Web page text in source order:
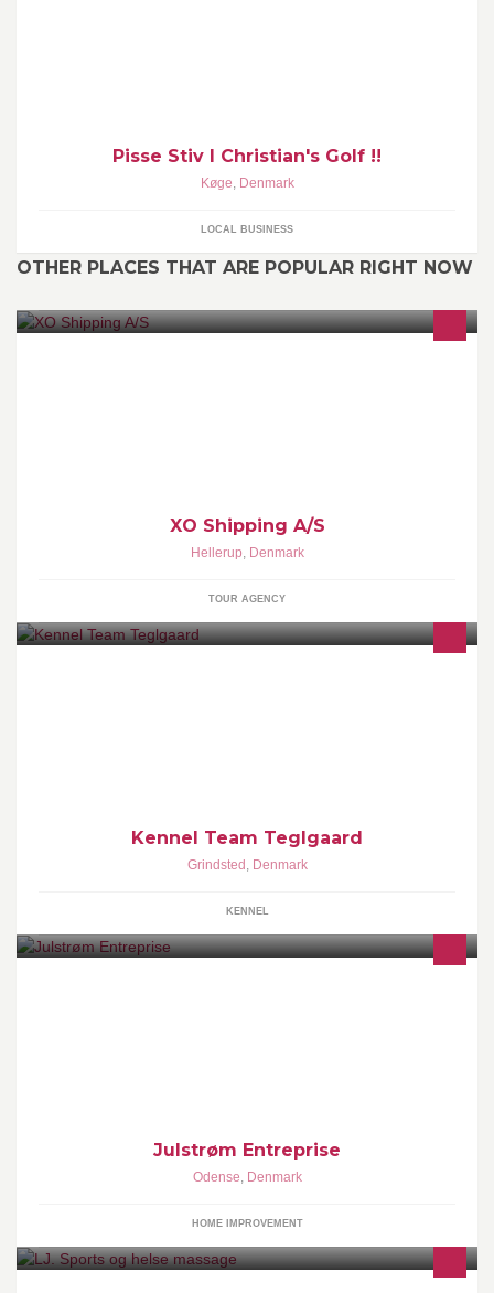
Pisse Stiv I Christian's Golf !!
Køge, Denmark
LOCAL BUSINESS
OTHER PLACES THAT ARE POPULAR RIGHT NOW
XO Shipping A/S
Hellerup, Denmark
TOUR AGENCY
Kennel Team Teglgaard
Grindsted , Denmark
KENNEL
Julstrøm Entreprise
Odense, Denmark
HOME IMPROVEMENT